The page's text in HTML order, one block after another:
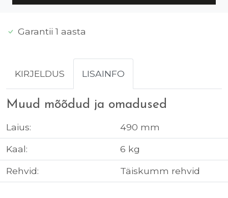
Garantii 1 aasta
KIRJELDUS LISAINFO
Muud mõõdud ja omadused
Laius: 490 mm
Kaal: 6 kg
Rehvid: Täiskumm rehvid